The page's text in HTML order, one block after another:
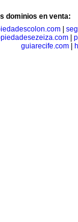
dominios en venta:
|
|
guiarecife.com